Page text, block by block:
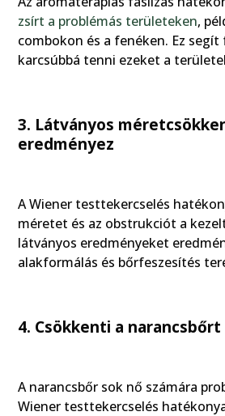
zsírt a problémás területeken,
combokon és a fenéken. Ez segít
karcsúbbá tenni ezeket a
3. Látványos
eredményez
A Wiener testtekercselés
méretet és az obstrukciót a
látványos eredményeket
alakformálás és bőrfeszesítés
4. Csökkenti a narancsbőrt
A narancsbőr sok nő számára
Wiener testtekercselés